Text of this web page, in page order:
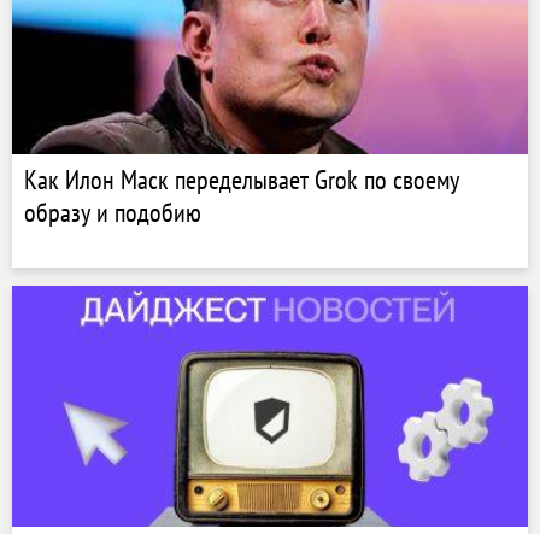
Как Илон Маск переделывает Grok по своему
образу и подобию